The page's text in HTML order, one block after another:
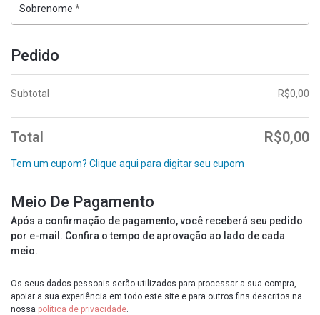
Sobrenome *
Pedido
Subtotal R$0,00
Total R$0,00
Tem um cupom? Clique aqui para digitar seu cupom
Meio De Pagamento
Após a confirmação de pagamento, você receberá seu pedido
por e-mail. Confira o tempo de aprovação ao lado de cada
meio.
Os seus dados pessoais serão utilizados para processar a sua compra,
apoiar a sua experiência em todo este site e para outros fins descritos na
nossa política de privacidade.